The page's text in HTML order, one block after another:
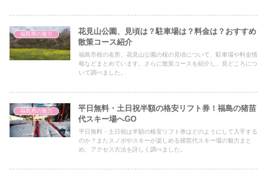
福島県の魅力
花見山公園、見頃は？駐車場は？料金は？おすすめ
散策コース紹介
福島市桜の名所、花見山公園の桜の見頃について、駐車場や料金情
報などまとめています。さらに散策コースを紹介し、見どころにつ
いて調べました。
福島県の魅力
平日無料・土日祝半額の格安リフト券！福島の猪苗
代スキー場へGO
平日無料・土日祝は半額の格安リフト券はどのようにして入手する
のか？またスノボやスキーが楽しめる猪苗代スキー場の魅力まと
め、アクセス方法を詳しく調べました。